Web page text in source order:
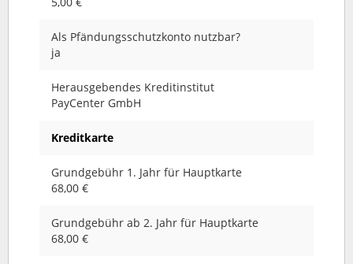
Als Pfändungsschutzkonto nutzbar?
ja
Herausgebendes Kreditinstitut
PayCenter GmbH
Kreditkarte
Grundgebühr 1. Jahr für Hauptkarte
68,00 €
Grundgebühr ab 2. Jahr für Hauptkarte
68,00 €